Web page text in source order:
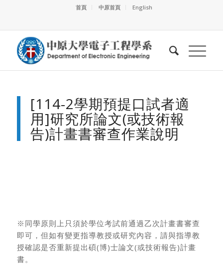
首頁 中原首頁 English
[114-2學期預提口試者適
用]研究所論文(或技術報
告)計畫書審查作業說明
※同學原則上只須於學位考試前通過乙次計畫書審查
即可，但如有變更指導教授或研究內容，請與指導教
授確認是否重新提出碩(博)士論文(或技術報告)計畫
書。